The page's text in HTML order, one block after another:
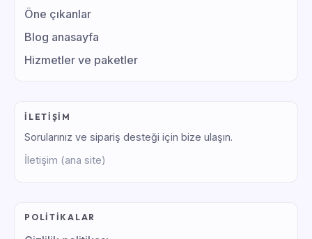
Öne çıkanlar
Blog anasayfa
Hizmetler ve paketler
İLETIŞIM
Sorularınız ve sipariş desteği için bize ulaşın.
İletişim (ana site)
POLITIKALAR